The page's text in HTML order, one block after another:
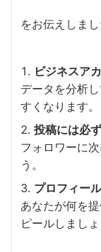
をお伝えしまし
ビジネスア
データを分析
すくなります。
投稿には必
フォロワーに
う。
プロフィー
あなたが何を
ピールしましょ